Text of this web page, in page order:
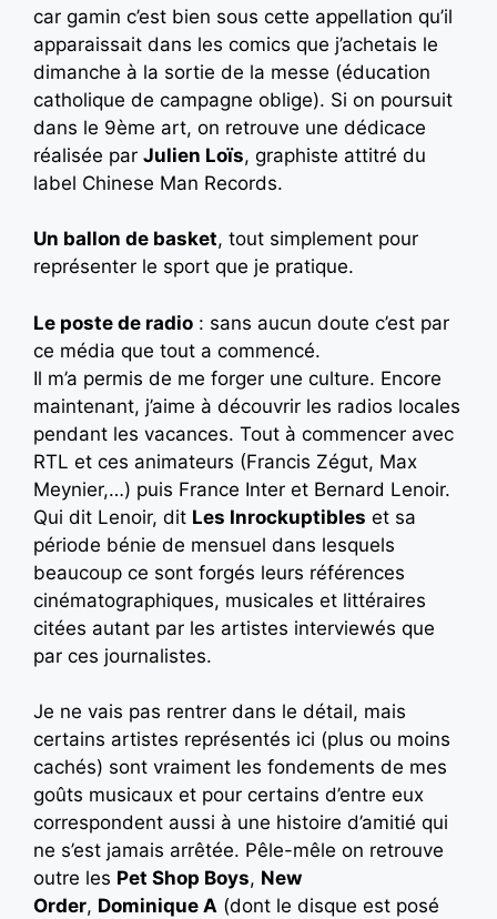
car gamin c’est bien sous cette appellation qu’il
apparaissait dans les comics que j’achetais le
dimanche à la sortie de la messe (éducation
catholique de campagne oblige). Si on poursuit
dans le 9ème art, on retrouve une dédicace
réalisée par Julien Loïs, graphiste attitré du
label Chinese Man Records.
Un ballon de basket, tout simplement pour
représenter le sport que je pratique.
Le poste de radio : sans aucun doute c’est par
ce média que tout a commencé.
Il m’a permis de me forger une culture. Encore
maintenant, j’aime à découvrir les radios locales
pendant les vacances. Tout à commencer avec
RTL et ces animateurs (Francis Zégut, Max
Meynier,…) puis France Inter et Bernard Lenoir.
Qui dit Lenoir, dit Les Inrockuptibles et sa
période bénie de mensuel dans lesquels
beaucoup ce sont forgés leurs références
cinématographiques, musicales et littéraires
citées autant par les artistes interviewés que
par ces journalistes.
Je ne vais pas rentrer dans le détail, mais
certains artistes représentés ici (plus ou moins
cachés) sont vraiment les fondements de mes
goûts musicaux et pour certains d’entre eux
correspondent aussi à une histoire d’amitié qui
ne s’est jamais arrêtée. Pêle-mêle on retrouve
outre les Pet Shop Boys, New
Order, Dominique A (dont le disque est posé